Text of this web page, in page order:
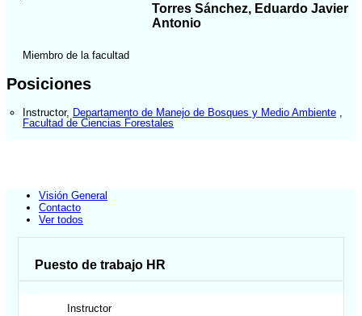
Torres Sánchez, Eduardo Javier
Antonio
Miembro de la facultad
Posiciones
Instructor, Departamento de Manejo de Bosques y Medio Ambiente
Facultad de Ciencias Forestales
Visión General
Contacto
Ver todos
Puesto de trabajo HR
Instructor